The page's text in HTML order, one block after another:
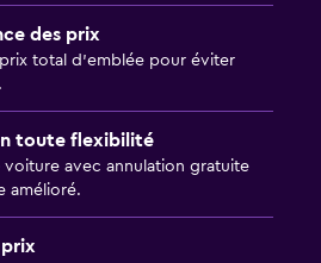
des prix
prix total d’emblée pour éviter
toute flexibilité
voiture avec annulation gratuite
amélioré.